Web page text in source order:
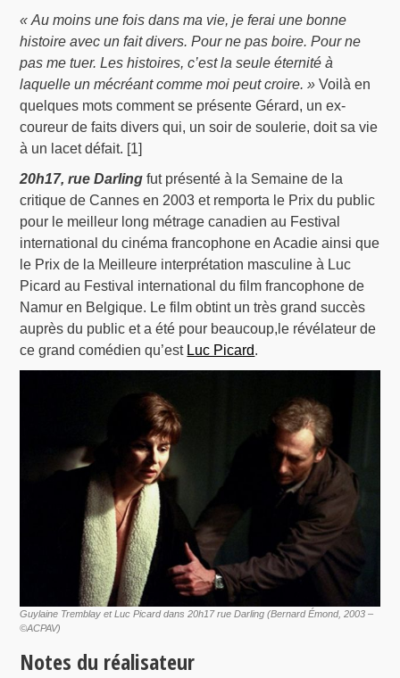
« Au moins une fois dans ma vie, je ferai une bonne
histoire avec un fait divers. Pour ne pas boire. Pour ne
pas me tuer. Les histoires, c’est la seule éternité à
laquelle un mécréant comme moi peut croire. » Voilà en
quelques mots comment se présente Gérard, un ex-
coureur de faits divers qui, un soir de soulerie, doit sa vie
à un lacet défait. [1]
20h17, rue Darling fut présenté à la Semaine de la
critique de Cannes en 2003 et remporta le Prix du public
pour le meilleur long métrage canadien au Festival
international du cinéma francophone en Acadie ainsi que
le Prix de la Meilleure interprétation masculine à Luc
Picard au Festival international du film francophone de
Namur en Belgique. Le film obtint un très grand succès
auprès du public et a été pour beaucoup,le révélateur de
ce grand comédien qu’est Luc Picard.
Guylaine Tremblay et Luc Picard dans 20h17 rue Darling (Bernard Émond, 2003 –
©ACPAV)
Notes du réalisateur